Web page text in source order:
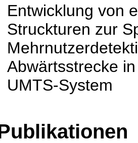
Entwicklung von
Struckturen zur
Abwärtsstrecke
UMTS-System